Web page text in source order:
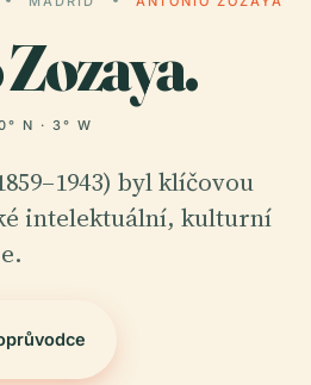
N · 3° W
byl klíčovou
intelektuální, kulturní